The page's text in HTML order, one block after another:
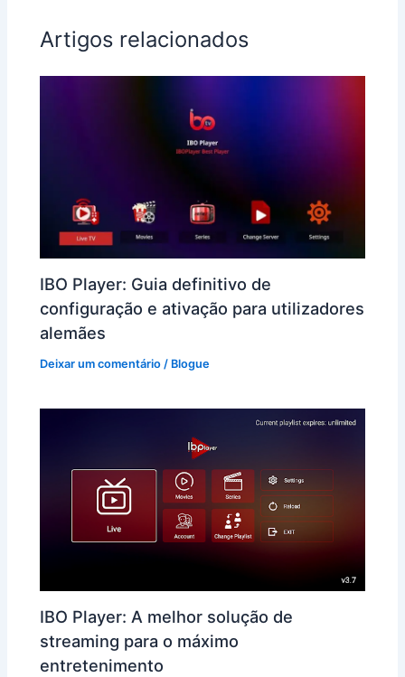
Artigos relacionados
IBO Player: Guia definitivo de
configuração e ativação para utilizadores
alemães
Deixar um comentário / Blogue
IBO Player: A melhor solução de
streaming para o máximo
entretenimento